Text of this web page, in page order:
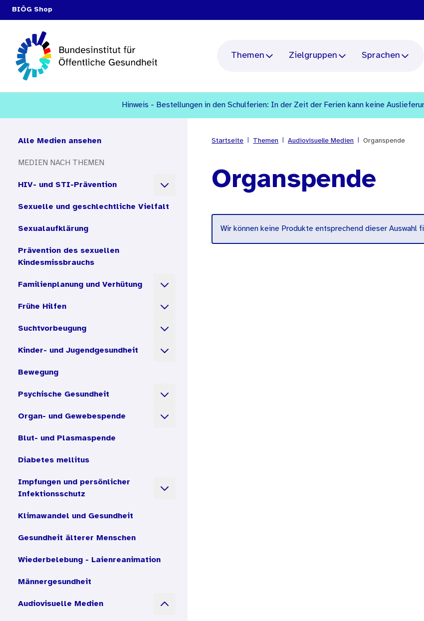
BIÖG Shop
Themen Zielgruppen Sprachen
Hinweis - Bestellungen in den Schulferien: In der Zeit der Ferien kann keine
Alle Medien ansehen
MEDIEN NACH THEMEN
HIV- und STI-Prävention Öffnen der Unterkategorien
Sexuelle und geschlechtliche Vielfalt
Sexualaufklärung
Prävention des sexuellen
Kindesmissbrauchs
Familienplanung und Verhütung Öffnen der Unterkategorien
Frühe Hilfen Öffnen der Unterkategorien
Suchtvorbeugung Öffnen der Unterkategorien
Kinder- und Jugendgesundheit Öffnen der Unterkategorien
Bewegung
Psychische Gesundheit Öffnen der Unterkategorien
Organ- und Gewebespende Öffnen der Unterkategorien
Blut- und Plasmaspende
Diabetes mellitus
Impfungen und persönlicher
Infektionsschutz
Öffnen der Unterkategorien
Klimawandel und Gesundheit
Gesundheit älterer Menschen
Wiederbelebung - Laienreanimation
Männergesundheit
Audiovisuelle Medien Öffnen der Unterkategorien
Startseite Themen Audiovisuelle Medien Organspende
Organspende
Wir können keine Produkte entsprechend dieser Auswahl